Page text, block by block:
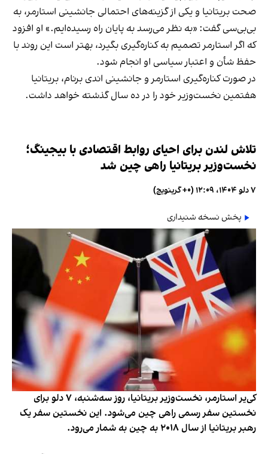
صحت بریتانیا و یکی از گزینه‌های احتمالی جانشینی استارمر، به
بی‌بی‌سی گفت: «به نظر می‌رسد به پایان راه رسیده‌ایم.» او افزود
که اگر استارمر تصمیم به کناره‌گیری بگیرد، بهتر است این روند با
حفظ شأن و اعتبار سیاسی او انجام شود.
در صورت کناره‌گیری استارمر و جانشینی اندی برنام، بریتانیا
هفتمین نخست‌وزیر خود را در ده سال گذشته خواهد داشت.
تلاش لندن برای احیای روابط اقتصادی با بیجینگ؛
نخست‌وزیر بریتانیا راهی چین شد
۷ دلو ۱۴۰۴، ۱۲:۰۹ (‎+۰ گرینویچ)
پخش نسخه شنیداری
کی‌یر استارمر، نخست‌وزیر بریتانیا، روز سه‌شنبه، ۷ دلو برای
نخستین سفر رسمی راهی چین می‌شود. این نخستین سفر یک
رهبر بریتانیا از سال ۲۰۱۸ به چین به شمار می‌رود.